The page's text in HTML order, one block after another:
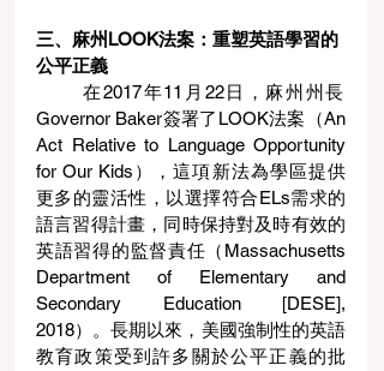
三、麻州LOOK法案：重塑英語學習的
公平正義
在2017年11月22日，麻州州長
Governor Baker簽署了LOOK法案（An
Act Relative to Language Opportunity
for Our Kids），這項新法為學區提供
更多的靈活性，以選擇符合ELs需求的
語言習得計畫，同時保持對及時有效的
英語習得的監督責任（Massachusetts
Department of Elementary and
Secondary Education [DESE],
2018）。長期以來，美國強制性的英語
教育政策受到許多關於公平正義的批